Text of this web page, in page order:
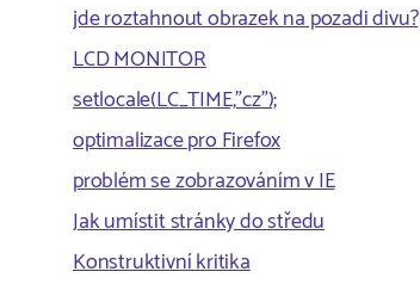
jde roztahnout obrazek na pozadi divu?
LCD MONITOR
setlocale(LC_TIME,"cz");
optimalizace pro Firefox
problém se zobrazováním v IE
Jak umístit stránky do středu
Konstruktivní kritika